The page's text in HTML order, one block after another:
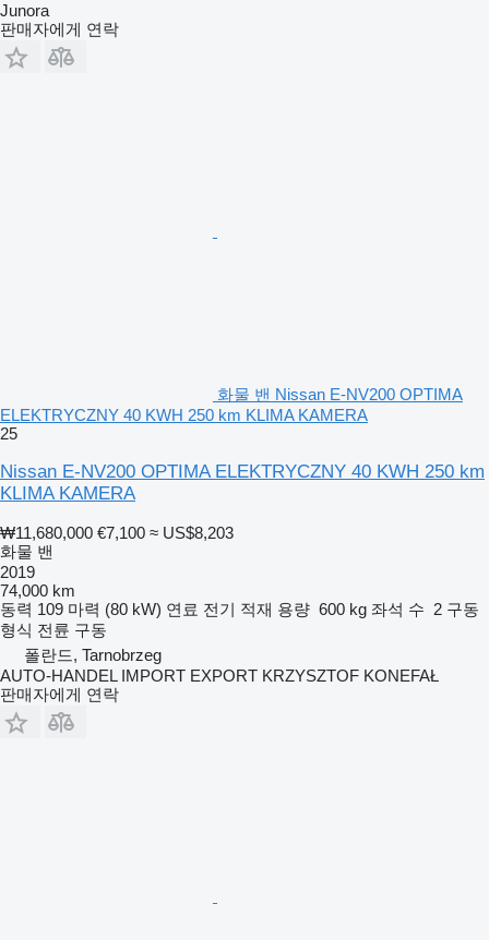
Junora
판매자에게 연락
화물 밴 Nissan E-NV200 OPTIMA
ELEKTRYCZNY 40 KWH 250 km KLIMA KAMERA
25
Nissan E-NV200 OPTIMA ELEKTRYCZNY 40 KWH 250 km
KLIMA KAMERA
₩11,680,000 €7,100 ≈ US$8,203
화물 밴
2019
74,000 km
동력 109 마력 (80 kW) 연료 전기 적재 용량 600 kg 좌석 수 2 구동
형식 전륜 구동
폴란드, Tarnobrzeg
AUTO-HANDEL IMPORT EXPORT KRZYSZTOF KONEFAŁ
판매자에게 연락